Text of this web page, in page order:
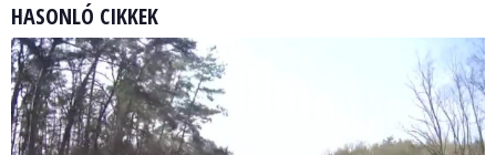
HASONLÓ CIKKEK